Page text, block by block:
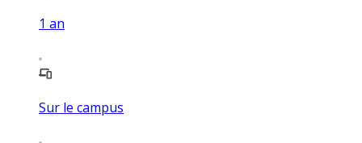
1 an
Sur le campus